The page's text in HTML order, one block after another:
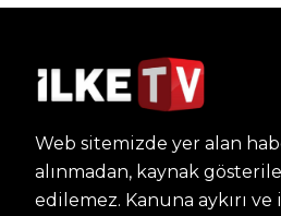
Web sitemizde yer alan
alınmadan, kaynak
edilemez. Kanuna aykırı ve